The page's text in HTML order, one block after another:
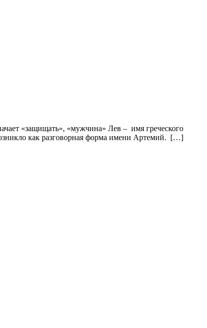
«защищать», «мужчина» Лев – имя греческого
как разговорная форма имени Артемий. […]